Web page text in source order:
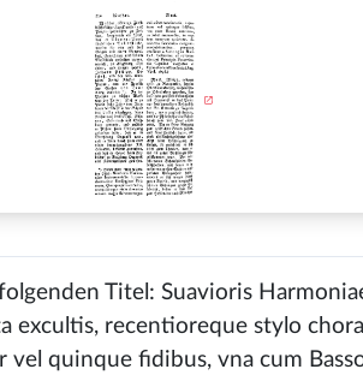
Titel: Suavioris
excultis, recentioreque stylo
vel quinque fidibus, vna cum